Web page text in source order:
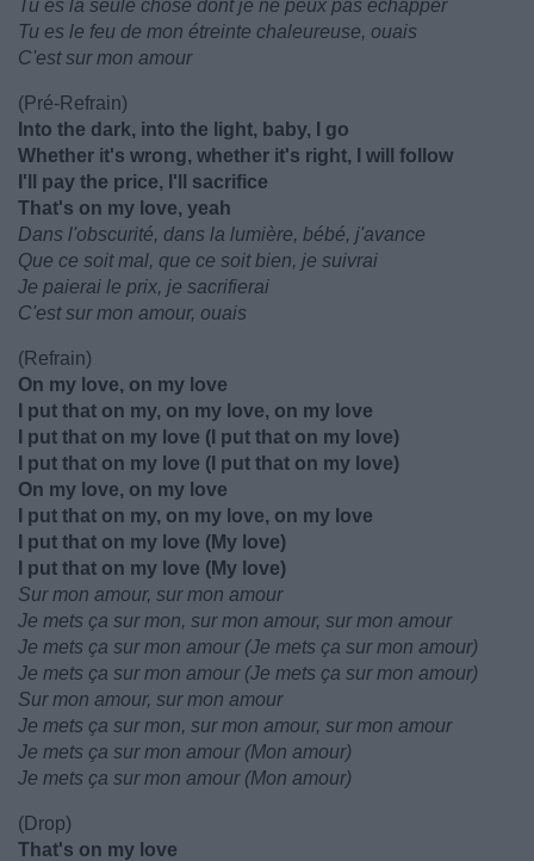
Tu es la seule chose dont je ne peux pas échapper
Tu es le feu de mon étreinte chaleureuse, ouais
C'est sur mon amour
(Pré-Refrain)
Into the dark, into the light, baby, I go
Whether it's wrong, whether it's right, I will follow
I'll pay the price, I'll sacrifice
That's on my love, yeah
Dans l'obscurité, dans la lumière, bébé, j'avance
Que ce soit mal, que ce soit bien, je suivrai
Je paierai le prix, je sacrifierai
C'est sur mon amour, ouais
(Refrain)
On my love, on my love
I put that on my, on my love, on my love
I put that on my love (I put that on my love)
I put that on my love (I put that on my love)
On my love, on my love
I put that on my, on my love, on my love
I put that on my love (My love)
I put that on my love (My love)
Sur mon amour, sur mon amour
Je mets ça sur mon, sur mon amour, sur mon amour
Je mets ça sur mon amour (Je mets ça sur mon amour)
Je mets ça sur mon amour (Je mets ça sur mon amour)
Sur mon amour, sur mon amour
Je mets ça sur mon, sur mon amour, sur mon amour
Je mets ça sur mon amour (Mon amour)
Je mets ça sur mon amour (Mon amour)
(Drop)
That's on my love